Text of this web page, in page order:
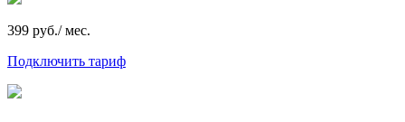
399 руб./ мес.
Подключить тариф